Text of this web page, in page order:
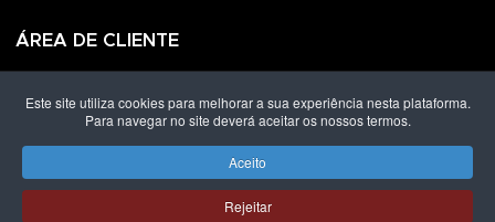
ÁREA DE CLIENTE
Criar uma Conta
Direitos de autor © 2026 Grupo Lpoint® Footwear & Co.. Todos os
Este site utiliza cookies para melhorar a sua experiência nesta plataforma.
Para navegar no site deverá aceitar os nossos termos.
Aceito
Rejeitar